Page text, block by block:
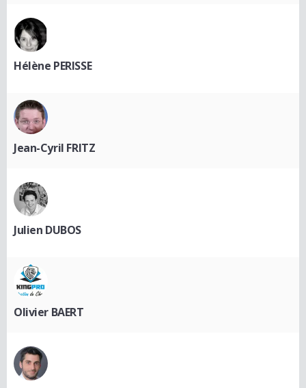
Hélène PERISSE
Jean-Cyril FRITZ
Julien DUBOS
Olivier BAERT